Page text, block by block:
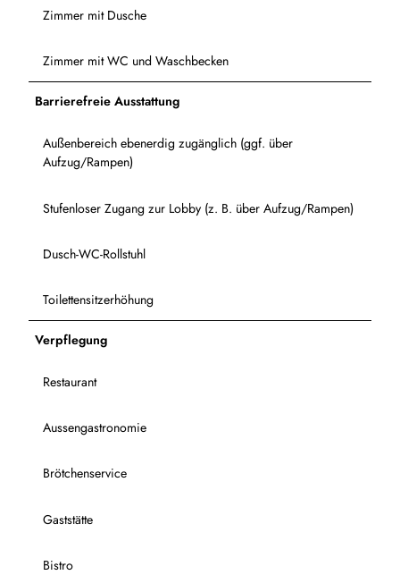
Zimmer mit Dusche
Zimmer mit WC und Waschbecken
Barrierefreie Ausstattung
Außenbereich ebenerdig zugänglich (ggf. über
Aufzug/Rampen)
Stufenloser Zugang zur Lobby (z. B. über Aufzug/Rampen)
Dusch-WC-Rollstuhl
Toilettensitzerhöhung
Verpflegung
Restaurant
Aussengastronomie
Brötchenservice
Gaststätte
Bistro